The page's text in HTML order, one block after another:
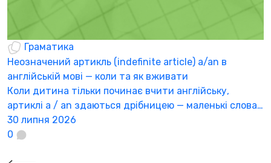
Граматика
Неозначений артикль (indefinite article) a/an в
англійській мові — коли та як вживати
Коли дитина тільки починає вчити англійську,
артиклі a / an здаються дрібницею — маленькі слова…
30 липня 2026
0